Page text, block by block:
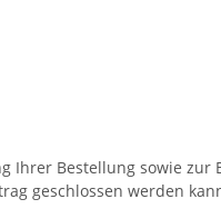
Ihrer Bestellung sowie
geschlossen werden